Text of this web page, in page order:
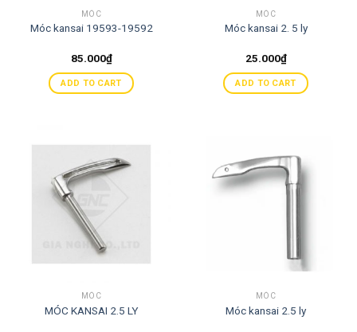
MÓC
Móc kansai 19593-19592
85.000₫
ADD TO CART
MÓC
Móc kansai 2. 5 ly
25.000₫
ADD TO CART
MÓC
MÓC KANSAI 2.5 LY
MÓC
Móc kansai 2.5 ly